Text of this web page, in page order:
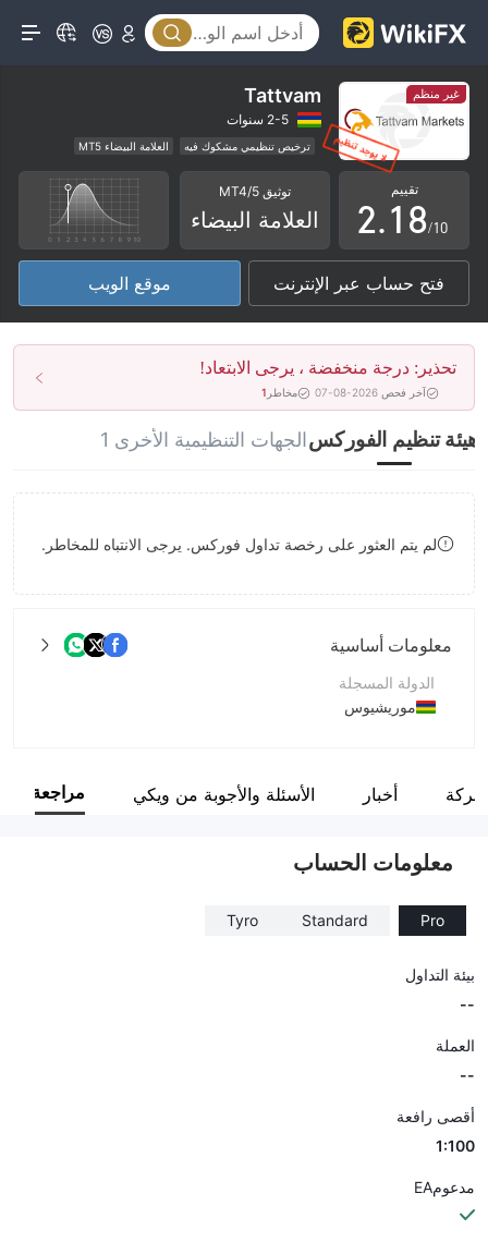
غير منظم Tattvam
2-5 سنوات
ترخيص تنظيمي مشكوك فيه
العلامة البيضاء MT5
أعمال عالمية
مخاطر عالية
تقييم
0
1
2
3
4
5
6
7
8
.
0
1
2
3
4
5
6
7
9
4
5
6
7
8
9
/10
توثيق MT4/5
العلامة البيضاء
فتح حساب عبر الإنترنت موقع الويب
تحذير: درجة منخفضة ، يرجى الابتعاد!
آخر فحص 2026-08-07 مخاطر 1
هيئة تنظيم الفوركسالجهات التنظيمية الأخرى 1
لم يتم العثور على رخصة تداول فوركس. يرجى الانتباه للمخاطر.
معلومات أساسية
الدولة المسجلة
موريشيوس
اسم الشركة
أخبار الأسئلة والأجوبة من ويكي مراجعة
معلومات الحساب
Pro
Standard
Tyro
بيئة التداول
--
العملة
--
أقصى رافعة
1:100
مدعومEA